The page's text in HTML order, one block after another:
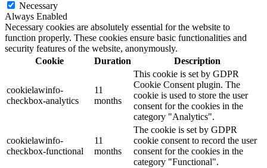
Necessary
Always Enabled
Necessary cookies are absolutely essential for the website to
function properly. These cookies ensure basic functionalities and
security features of the website, anonymously.
Cookie
Duration Description
cookielawinfo-
checkbox-analytics
11
months
This cookie is set by GDPR
Cookie Consent plugin. The
cookie is used to store the user
consent for the cookies in the
category "Analytics".
cookielawinfo-
checkbox-functional
11
months
The cookie is set by GDPR
cookie consent to record the user
consent for the cookies in the
category "Functional".